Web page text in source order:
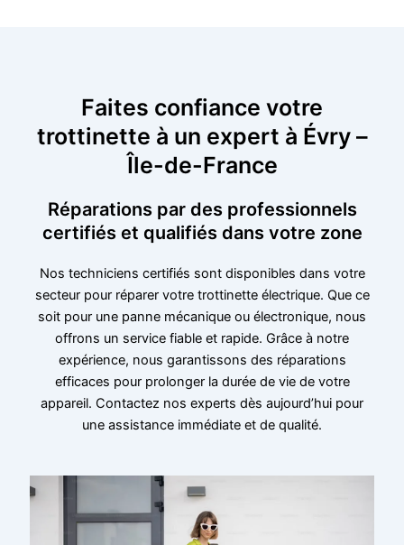
Faites confiance votre
trottinette à un expert à Évry –
Île-de-France
Réparations par des professionnels
certifiés et qualifiés dans votre zone
Nos techniciens certifiés sont disponibles dans votre
secteur pour réparer votre trottinette électrique. Que ce
soit pour une panne mécanique ou électronique, nous
offrons un service fiable et rapide. Grâce à notre
expérience, nous garantissons des réparations
efficaces pour prolonger la durée de vie de votre
appareil. Contactez nos experts dès aujourd’hui pour
une assistance immédiate et de qualité.